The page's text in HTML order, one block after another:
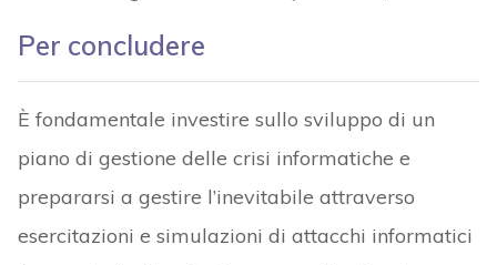
Per concludere
È fondamentale investire sullo sviluppo di un
piano di gestione delle crisi informatiche e
prepararsi a gestire l’inevitabile attraverso
esercitazioni e simulazioni di attacchi informatici